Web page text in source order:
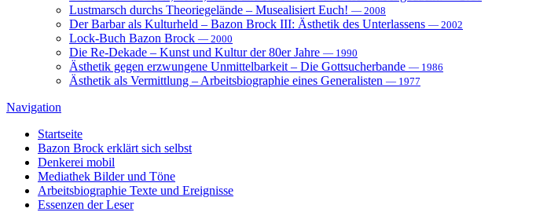
Lustmarsch durchs Theoriegelände – Musealisiert Euch! — 2008
Der Barbar als Kulturheld – Bazon Brock III: Ästhetik des Unterlassens — 2002
Lock-Buch Bazon Brock — 2000
Die Re-Dekade – Kunst und Kultur der 80er Jahre — 1990
Ästhetik gegen erzwungene Unmittelbarkeit – Die Gottsucherbande — 1986
Ästhetik als Vermittlung – Arbeitsbiographie eines Generalisten — 1977
Navigation
Startseite
Bazon Brock erklärt sich selbst
Denkerei mobil
Mediathek Bilder und Töne
Arbeitsbiographie Texte und Ereignisse
Essenzen der Leser